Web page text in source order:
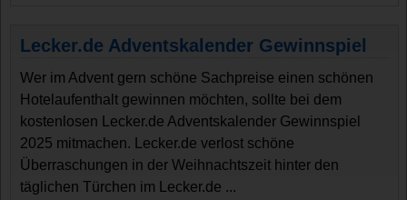
Lecker.de Adventskalender Gewinnspiel
Wer im Advent gern schöne Sachpreise einen schönen
Hotelaufenthalt gewinnen möchten, sollte bei dem
kostenlosen Lecker.de Adventskalender Gewinnspiel
2025 mitmachen. Lecker.de verlost schöne
Überraschungen in der Weihnachtszeit hinter den
täglichen Türchen im Lecker.de ...